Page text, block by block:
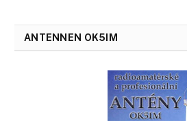
ANTENNEN OK5IM